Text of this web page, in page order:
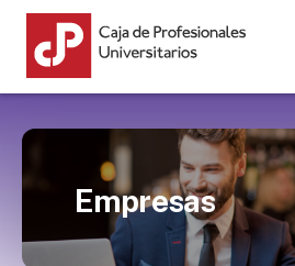
Empresas